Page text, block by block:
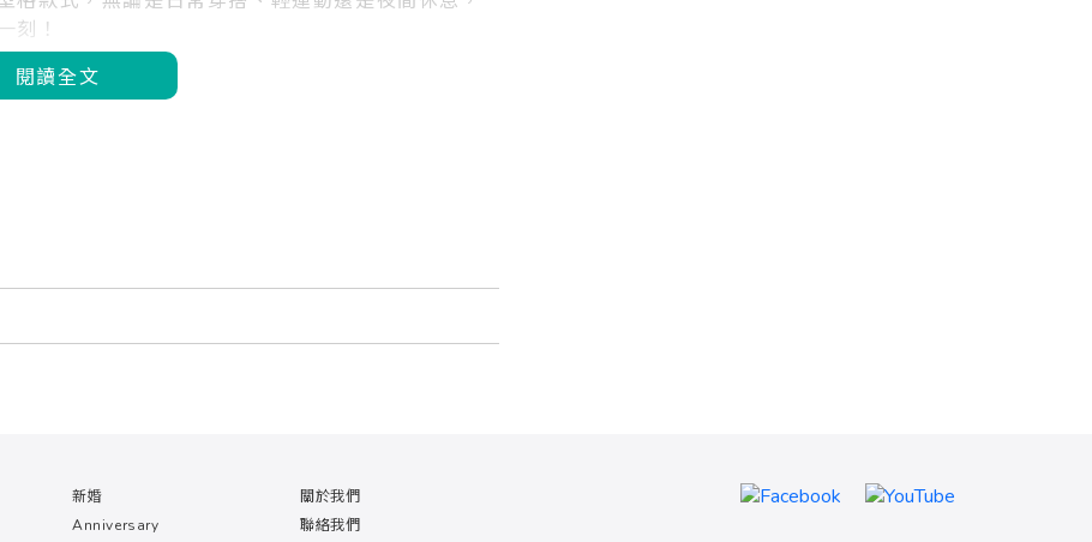
刻！
閱讀全文
新婚
Anniversary
關於我們
聯絡我們